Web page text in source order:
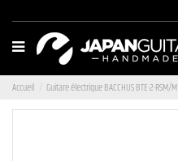
Accueil Guitare électrique BACCHUS BTE-2-RSM/M